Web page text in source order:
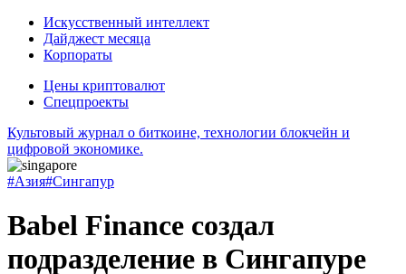
Искусственный интеллект
Дайджест месяца
Корпораты
Цены криптовалют
Спецпроекты
Культовый журнал о биткоине, технологии блокчейн и
цифровой экономике.
#Азия#Сингапур
Babel Finance создал
подразделение в Сингапуре